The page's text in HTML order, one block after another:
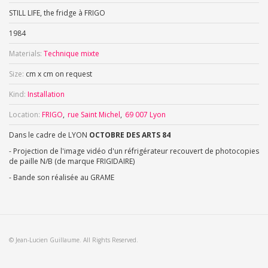
STILL LIFE, the fridge à FRIGO
1984
Materials: Technique mixte
Size: cm x cm on request
Kind: Installation
Location: FRIGO rue Saint Michel 69 007 Lyon
Dans le cadre de LYON OCTOBRE DES ARTS 84
- Projection de l'image vidéo d'un réfrigérateur recouvert de photocopies
de paille N/B (de marque FRIGIDAIRE)
- Bande son réalisée au GRAME
© Jean-Lucien Guillaume. All Rights Reserved.